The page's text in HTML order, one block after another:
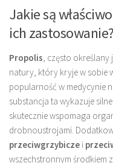
Jakie są
ich zastosowanie?
Propolis, często określany
natury, który kryje w sobie
popularność w medycynie
substancja ta wykazuje
skutecznie wspomaga
drobnoustrojami.
przeciwgrzybicze i
wszechstronnym środkiem